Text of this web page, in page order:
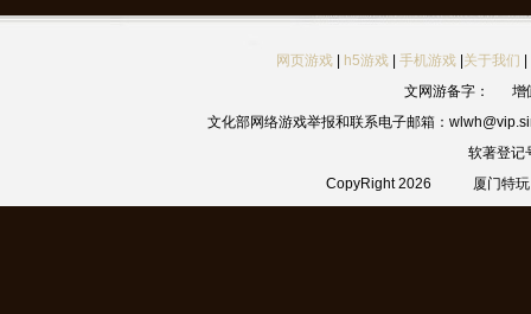
网页游戏| h5游戏| 手机游戏| 关于我们
文网游备字：
增
文化部网络游戏举报和联系电子邮箱：
软著登记
CopyRight 2026
厦门特